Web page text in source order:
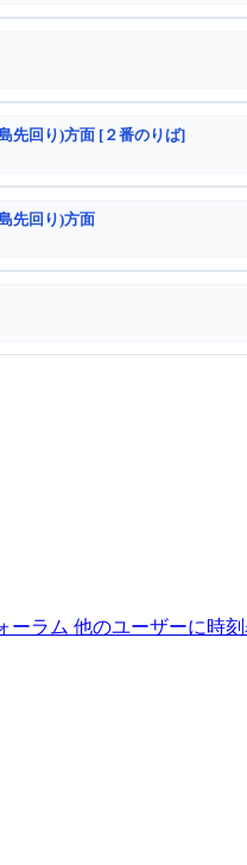
先回り)方面 [２番のりば]
先回り)方面
ーラム 他のユーザーに時